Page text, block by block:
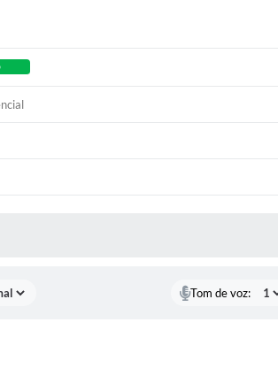
Tom de voz: